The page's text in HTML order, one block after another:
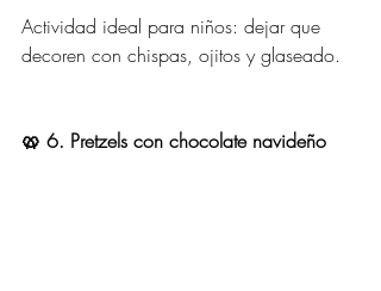
Actividad ideal para niños: dejar que
decoren con chispas, ojitos y glaseado.
🥨 6. Pretzels con chocolate navideño